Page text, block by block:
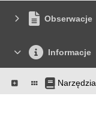
Obserwacje
Informacje
Narzędzia